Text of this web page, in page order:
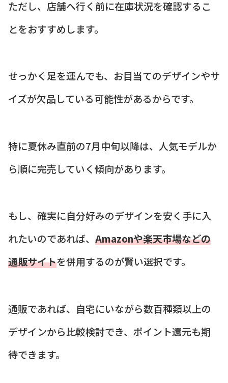
ただし、店舗へ行く前に在庫状況を確認するこ
とをおすすめします。
せっかく足を運んでも、お目当てのデザインやサ
イズが欠品している可能性があるからです。
特に夏休み直前の7月中旬以降は、人気モデルか
ら順に完売していく傾向があります。
もし、確実に自分好みのデザインを安く手に入
れたいのであれば、 Amazonや楽天市場などの
通販サイトを併用するのが賢い選択です。
通販であれば、自宅にいながら数百種類以上の
デザインから比較検討でき、ポイント還元も期
待できます。